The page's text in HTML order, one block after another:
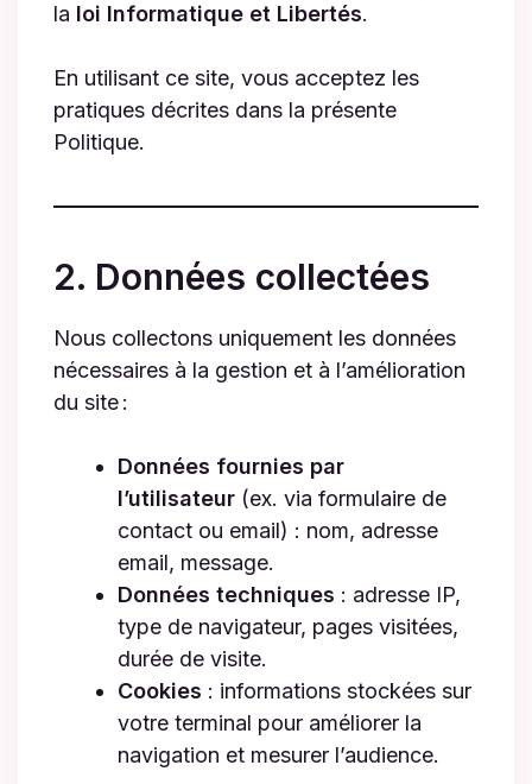
la loi Informatique et Libertés.
En utilisant ce site, vous acceptez les
pratiques décrites dans la présente
Politique.
2. Données collectées
Nous collectons uniquement les données
nécessaires à la gestion et à l’amélioration
du site :
Données fournies par
l’utilisateur (ex. via formulaire de
contact ou email) : nom, adresse
email, message.
Données techniques : adresse IP,
type de navigateur, pages visitées,
durée de visite.
Cookies : informations stockées sur
votre terminal pour améliorer la
navigation et mesurer l’audience.